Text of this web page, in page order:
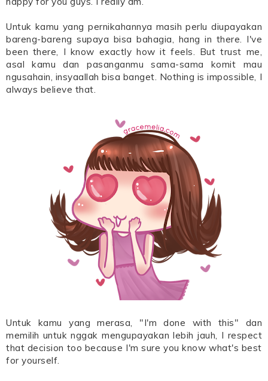
Untuk kamu yang pernikahannya masih perlu diupayakan
bareng-bareng supaya bisa bahagia, hang in there. I've
been there, I know exactly how it feels. But trust me,
asal kamu dan pasanganmu sama-sama komit mau
ngusahain, insyaallah bisa banget. Nothing is impossible, I
always believe that.
Untuk kamu yang merasa, "I'm done with this" dan
memilih untuk nggak mengupayakan lebih jauh, I respect
that decision too because I'm sure you know what's best
for yourself.